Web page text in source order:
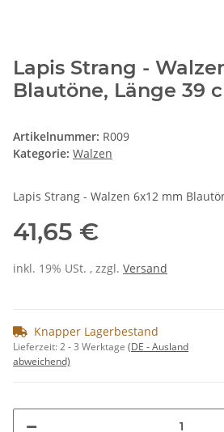
Lapis Strang -
Blautöne, Länge 39
Artikelnummer: R009
Kategorie: Walzen
Lapis Strang - Walzen 6x12 mm
41,65 €
inkl. 19% USt. , zzgl. Versand
Knapper Lagerbestand
Lieferzeit:2 - 3 Werktage (DE - Ausland
abweichend)